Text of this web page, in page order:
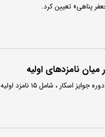
نامزدهای اولیه
آکادمی علوم و هنرهای سینما فهرست‌های کوتاه نامزدهای نودوهشتمین دوره جوایز اسکار ، شامل ۱۵ نامزد اولیه